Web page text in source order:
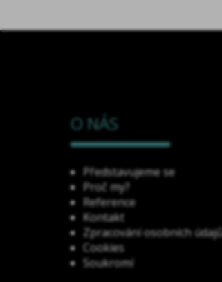
O NÁS
Představujeme se
Proč my?
Reference
Kontakt
Zpracování osobních
Cookies
Soukromí